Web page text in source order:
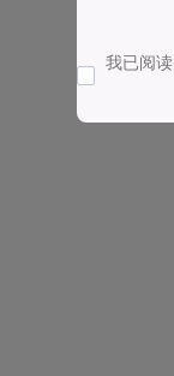
我已阅